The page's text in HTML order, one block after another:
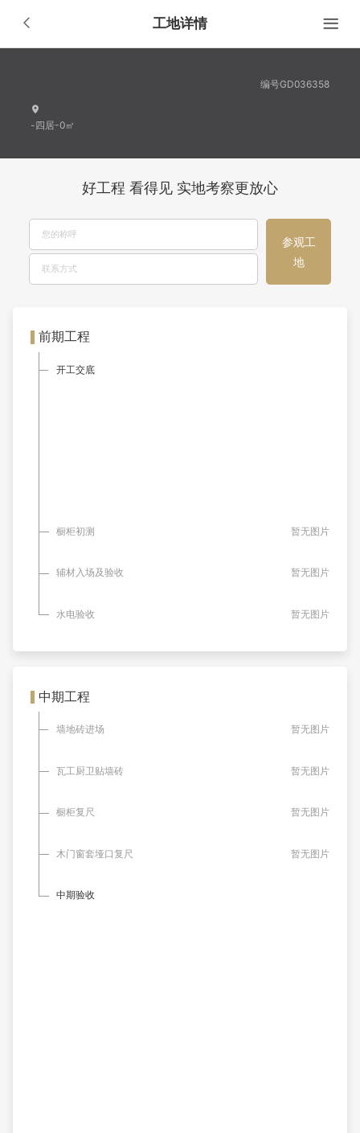
工地详情
编号GD036358
-四居-0㎡
好工程 看得见 实地考察更放心
参观工
地
前期工程
开工交底
橱柜初测 暂无图片
辅材入场及验收 暂无图片
水电验收 暂无图片
中期工程
墙地砖进场 暂无图片
瓦工厨卫贴墙砖 暂无图片
橱柜复尺 暂无图片
木门窗套垭口复尺 暂无图片
中期验收